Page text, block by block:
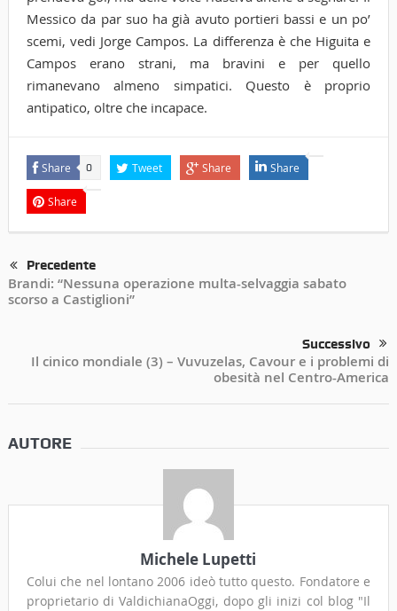
Messico da par suo ha già avuto portieri bassi e un po’
scemi, vedi Jorge Campos. La differenza è che Higuita e
Campos erano strani, ma bravini e per quello
rimanevano almeno simpatici. Questo è proprio
antipatico, oltre che incapace.
Share 0 Tweet Share Share
Share
Precedente
Brandi: “Nessuna operazione multa-selvaggia sabato
scorso a Castiglioni”
Successivo
Il cinico mondiale (3) – Vuvuzelas, Cavour e i problemi di
obesità nel Centro-America
AUTORE
Michele Lupetti
Colui che nel lontano 2006 ideò tutto questo. Fondatore e
proprietario di ValdichianaOggi, dopo gli inizi col blog "Il